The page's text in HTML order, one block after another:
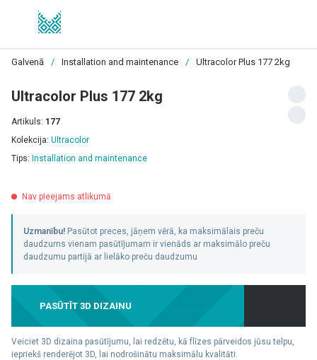
Galvenā / Installation and maintenance / Ultracolor Plus 177 2kg
Ultracolor Plus 177 2kg
Artikuls: 177
Kolekcija: Ultracolor
Tips: Installation and maintenance
Nav pieejams atlikumā
Uzmanību! Pasūtot preces, jāņem vērā, ka maksimālais preču
daudzums vienam pasūtījumam ir vienāds ar maksimālo preču
daudzumu partijā ar lielāko preču daudzumu
PASŪTĪT 3D DIZAINU
Veiciet 3D dizaina pasūtījumu, lai redzētu, kā flīzes pārveidos jūsu telpu,
iepriekš renderējot 3D, lai nodrošinātu maksimālu kvalitāti.